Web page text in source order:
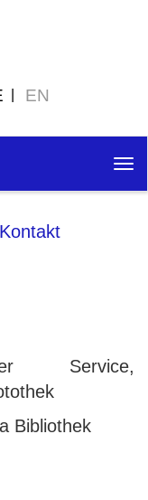
EN
Kontakt
Service,
Bibliothek